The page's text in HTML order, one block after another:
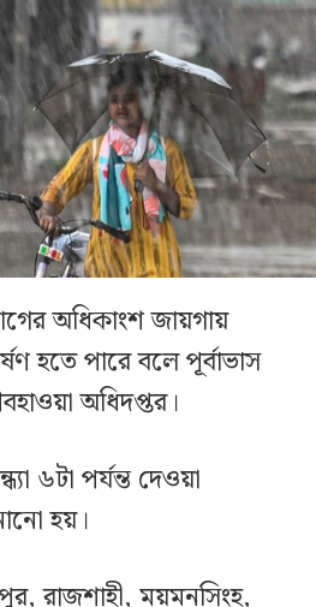
অধিকাংশ জায়গায়
হতে পারে বলে পূর্বাভাস
অধিদপ্তর।
৬টা পর্যন্ত দেওয়া
হয়।
রাজশাহী, ময়মনসিংহ,